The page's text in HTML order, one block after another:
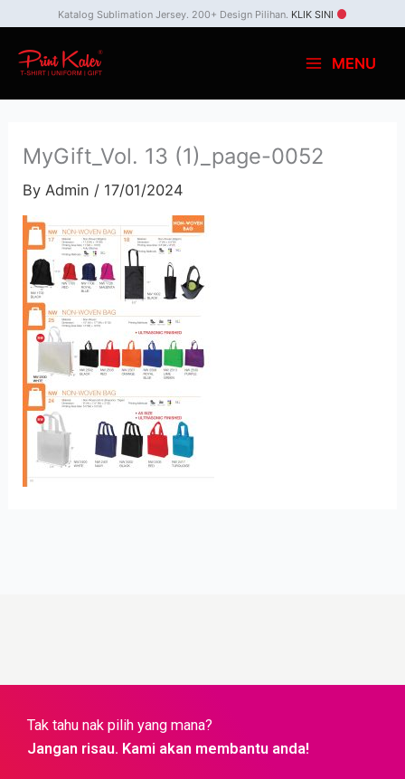
content
Katalog Sublimation Jersey. 200+ Design Pilihan. KLIK SINI
MENU
MyGift_Vol. 13 (1)_page-0052
ByAdmin / 17/01/2024
Tak tahu nak pilih yang mana?
Jangan risau. Kami akan membantu anda!